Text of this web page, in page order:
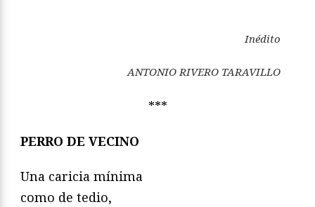
Inédito
ANTONIO RIVERO TARAVILLO
***
PERRO DE VECINO
Una caricia mínima
como de tedio,